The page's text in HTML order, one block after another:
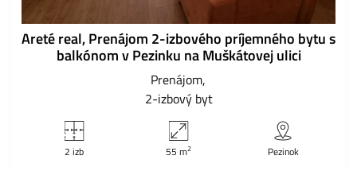
Areté real, Prenájom 2-izbového príjemného bytu s
balkónom v Pezinku na Muškátovej ulici
Prenájom
2-izbový byt
2 izb 55 m2 Pezinok